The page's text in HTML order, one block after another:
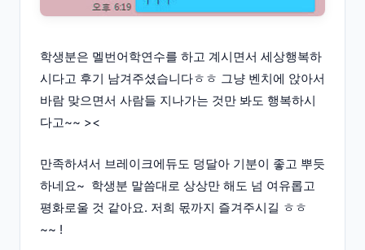
학생분은 멜번어학연수를 하고 계시면서 세상행복하
시다고 후기 남겨주셨습니다ㅎㅎ 그냥 벤치에 앉아서
바람 맞으면서 사람들 지나가는 것만 봐도 행복하시
다고~~ ><
만족하셔서 브레이크에듀도 덩달아 기분이 좋고 뿌듯
하네요~ 학생분 말씀대로 상상만 해도 넘 여유롭고
평화로울 것 같아요. 저희 몫까지 즐겨주시길 ㅎㅎ
~~ !